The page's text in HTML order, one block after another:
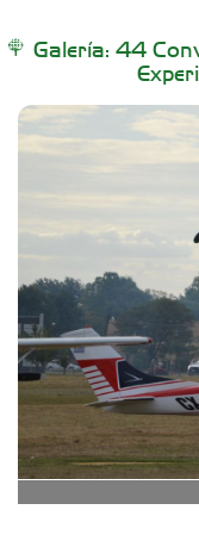
Clima
Colegio
Galería: 44